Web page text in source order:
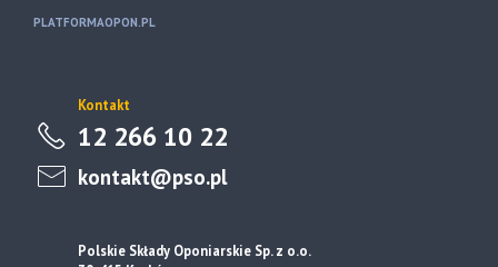
PLATFORMAOPON.PL
Kontakt
12 266 10 22
kontakt@pso.pl
Polskie Składy Oponiarskie Sp. z o.o.